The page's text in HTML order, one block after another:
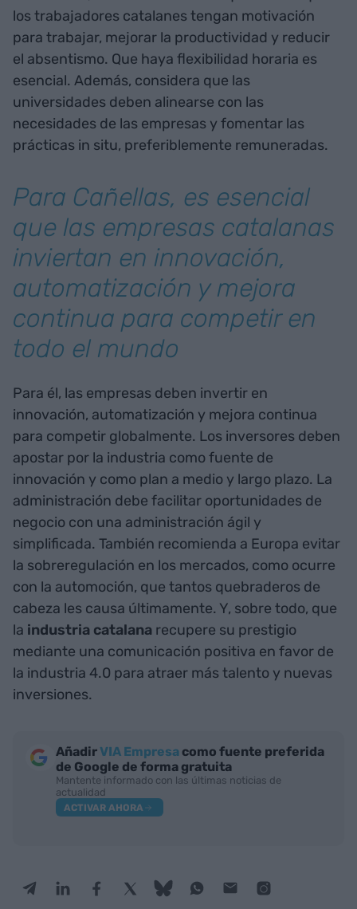
los trabajadores catalanes tengan motivación
para trabajar, mejorar la productividad y reducir
el absentismo. Que haya flexibilidad horaria es
esencial. Además, considera que las
universidades deben alinearse con las
necesidades de las empresas y fomentar las
prácticas in situ, preferiblemente remuneradas.
Para Cañellas, es esencial
que las empresas catalanas
inviertan en innovación,
automatización y mejora
continua para competir en
todo el mundo
Para él, las empresas deben invertir en
innovación, automatización y mejora continua
para competir globalmente. Los inversores deben
apostar por la industria como fuente de
innovación y como plan a medio y largo plazo. La
administración debe facilitar oportunidades de
negocio con una administración ágil y
simplificada. También recomienda a Europa evitar
la sobreregulación en los mercados, como ocurre
con la automoción, que tantos quebraderos de
cabeza les causa últimamente. Y, sobre todo, que
la industria catalana recupere su prestigio
mediante una comunicación positiva en favor de
la industria 4.0 para atraer más talento y nuevas
inversiones.
AñadirVIA Empresa como fuente preferida
de Google de forma gratuita
Mantente informado con las últimas noticias de
actualidad
ACTIVAR AHORA